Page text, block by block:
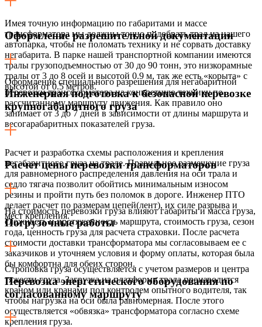
Имея точную информацию по габаритами и массе
трансформатора мы должны точно подобрать трал из нашего
автопарка, чтобы не поломать технику и не сорвать доставку
негабарита. В парке нашей транспортной компании имеются
тралы грузоподъемностью от 30 до 90 тонн, это низкорамные
тралы от 3 до 8 осей и высотой 0.9 м, так же есть «корыта» с
высотой от 0.5 метров.
Оформление разрешительной документации
Оформление специального разрешения для негабаритной
перевозки трансформатора на конкретную технику по
рассчитанному маршруту движения. Как правило оно
занимает от 3 до 7 дней в зависимости от длины маршрута и
весогарабаритных показателей груза.
Инженерная подготовка к безопасной перевозке
крупногабаритного груза
Расчет и разработка схемы расположения и крепления
негабаритного груза на трале. Правильное размещение груза
для равномерного распределения давления на оси трала и
седло тягача позволит обойтись минимальным износом
резины и пройти путь без поломок в дороге. Инженер ПТО
делает расчет по размерам цепей(лент), их силе разрыва и
мест крепления.
Расчет цены перевозки трансформаторов
На стоимость перевозки груза влияют габариты и масса груза,
сложность и протяженность маршрута, стоимость груза, сезон
года, ценность груза для расчета страховки. После расчета
стоимости доставки трансформатора мы согласовываем ее с
заказчиков и уточняем условия и форму оплаты, которая была
бы комфортна для обеих сторон.
Погрузочные работы
Строповка груза осуществляется с учетом размеров и центра
тяжести груза. Загрузка на платформу трала производится
краном или кранами под контролем опытного водителя, так
чтобы нагрузка на оси была равномерная. После этого
осуществляется «обвязка» трансформатора согласно схеме
крепления груза.
Перевозка энергетического оборудования по
согласованному маршруту